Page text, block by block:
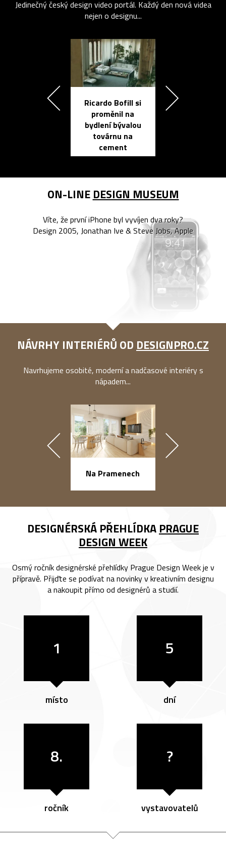
Jedinečný český design video portál. Každý den nová videa
nejen o designu...
Ricardo Bofill si
proměnil na
bydlení bývalou
továrnu na
cement
ON-LINE DESIGN MUSEUM
Víte, že první iPhone byl vyvíjen dva roky?
Design 2005, Jonathan Ive & Steve Jobs, Apple
NÁVRHY INTERIÉRŮ OD DESIGNPRO.CZ
Navrhujeme osobité, moderní a nadčasové interiéry s
nápadem...
Na Pramenech
DESIGNÉRSKÁ PŘEHLÍDKA PRAGUE
DESIGN WEEK
Osmý ročník designérské přehlídky Prague Design Week je v
přípravě. Přijďte se podívat na novinky v kreativním designu
a nakoupit přímo od designérů a studií.
1
místo
5
dní
8.
ročník
?
vystavovatelů